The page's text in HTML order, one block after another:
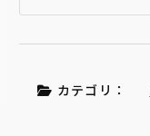
カテゴリ：